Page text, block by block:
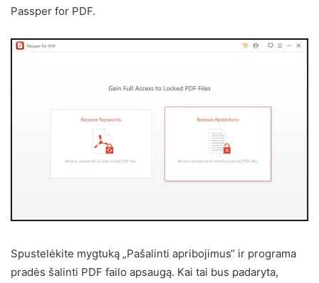
Passper for PDF.
Spustelėkite mygtuką „Pašalinti apribojimus“ ir programa
pradės šalinti PDF failo apsaugą. Kai tai bus padaryta,